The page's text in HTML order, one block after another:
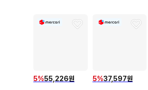
5%55,226원 5%37,597원